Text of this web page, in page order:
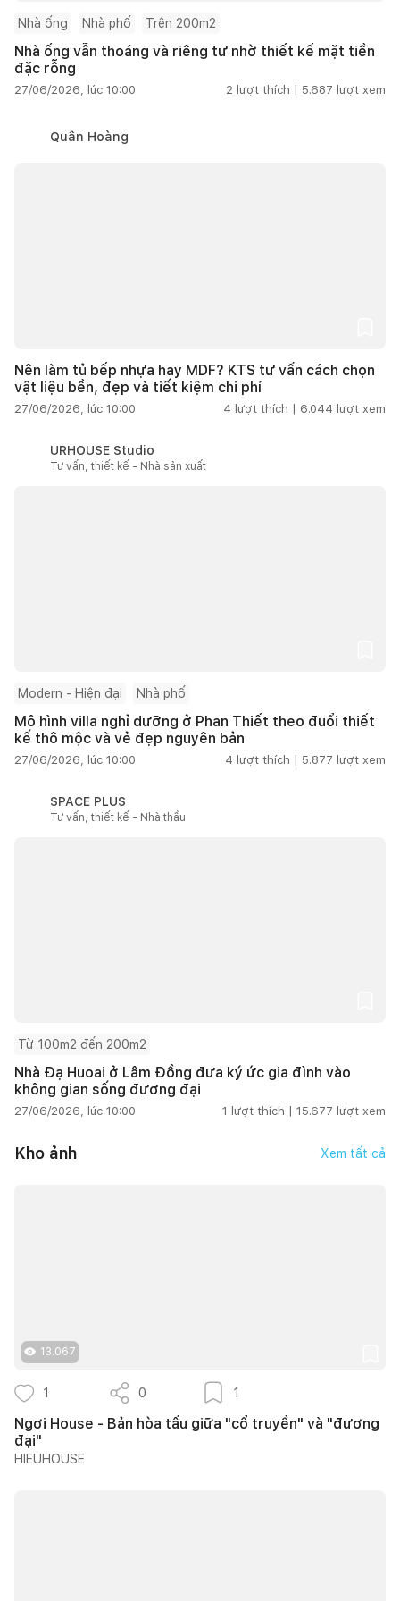
Nhà ống Nhà phố Trên 200m2
Nhà ống vẫn thoáng và riêng tư nhờ thiết kế mặt tiền
đặc rỗng
27/06/2026, lúc 10:00 2 lượt thích | 5.687 lượt xem
Quân Hoàng
Nên làm tủ bếp nhựa hay MDF? KTS tư vấn cách chọn
vật liệu bền, đẹp và tiết kiệm chi phí
27/06/2026, lúc 10:00 4 lượt thích | 6.044 lượt xem
URHOUSE Studio
Tư vấn, thiết kế - Nhà sản xuất
Modern - Hiện đại Nhà phố
Mô hình villa nghỉ dưỡng ở Phan Thiết theo đuổi thiết
kế thô mộc và vẻ đẹp nguyên bản
27/06/2026, lúc 10:00 4 lượt thích | 5.877 lượt xem
SPACE PLUS
Tư vấn, thiết kế - Nhà thầu
Từ 100m2 đến 200m2
Nhà Đạ Huoai ở Lâm Đồng đưa ký ức gia đình vào
không gian sống đương đại
27/06/2026, lúc 10:00 1 lượt thích | 15.677 lượt xem
Kho ảnh Xem tất cả
13.067
1 0 1
Ngơi House - Bản hòa tấu giữa "cổ truyền" và "đương
đại"
HIEUHOUSE